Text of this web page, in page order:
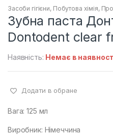
Засоби гігієни, Побутова хімія,
Зубна паста
Dontodent clear
Наявність: Немає в
Додати в обране
Вага: 125 мл
Виробник: Німеччина